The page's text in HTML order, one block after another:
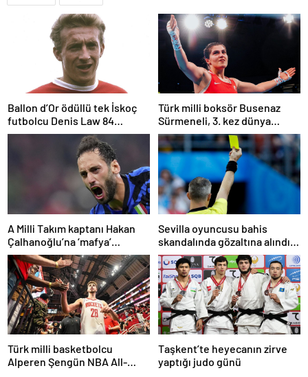
Ballon d’Or ödüllü tek İskoç
futbolcu Denis Law 84
yaşında öldü
Türk milli boksör Busenaz
Sürmeneli, 3. kez dünya
şampiyonu oldu
A Milli Takım kaptanı Hakan
Çalhanoğlu’na ‘mafya’
soruşturmasında ceza
Sevilla oyuncusu bahis
skandalında gözaltına alındı:
Son dakikalarda sarı kart
görmüş
Türk milli basketbolcu
Alperen Şengün NBA All-
Taşkent’te heyecanın zirve
yaptığı judo günü